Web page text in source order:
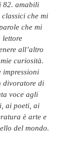
82. amabili
che mi
che mi
lettore
all’altro
curiosità.
impressioni
divoratore di
voce agli
ai poeti, ai
è arte e
del mondo.